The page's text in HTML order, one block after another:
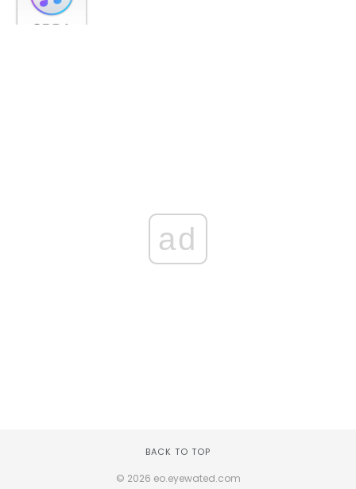
ad
BACK TO TOP
© 2026 eo.eyewated.com